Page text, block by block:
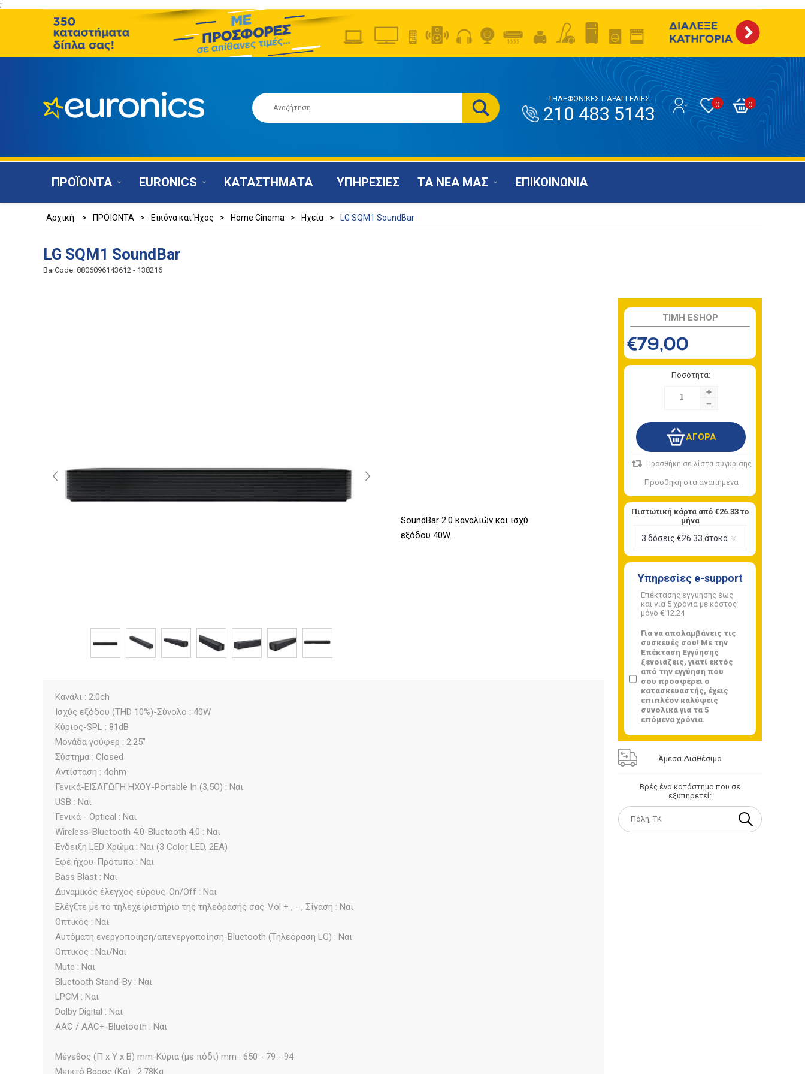
;
0
0
ΤΗΛΕΦΩΝΙΚΕΣ ΠΑΡΑΓΓΕΛΙΕΣ
210 483 5143
ΠΡΟΪΟΝΤΑ EURONICS ΚΑΤΑΣΤΗΜΑΤΑ ΥΠΗΡΕΣΙΕΣ ΤΑ ΝΕΑ ΜΑΣ ΕΠΙΚΟΙΝΩΝΙΑ
Αρχική > ΠΡΟΪΟΝΤΑ > Εικόνα και Ήχος > Home Cinema > Ηχεία > LG SQM1 SoundBar
LG SQM1 SoundBar
BarCode: 8806096143612 - 138216
SoundBar 2.0 καναλιών και ισχύ
εξόδου 40W.
Κανάλι : 2.0ch
Ισχύς εξόδου (THD 10%)-Σύνολο : 40W
Κύριος-SPL : 81dB
Μονάδα γούφερ : 2.25"
Σύστημα : Closed
Αντίσταση : 4ohm
Γενικά-ΕΙΣΑΓΩΓΗ ΗΧΟΥ-Portable In (3,5O) : Ναι
USB : Ναι
Γενικά - Optical : Ναι
Wireless-Bluetooth 4.0-Bluetooth 4.0 : Ναι
Ένδειξη LED Χρώμα : Ναι (3 Color LED, 2EA)
Εφέ ήχου-Πρότυπο : Ναι
Bass Blast : Ναι
Δυναμικός έλεγχος εύρους-On/Off : Ναι
Ελέγξτε με το τηλεχειριστήριο της τηλεόρασής σας-Vol + , - , Σίγαση : Ναι
Οπτικός : Ναι
Αυτόματη ενεργοποίηση/απενεργοποίηση-Bluetooth (Τηλεόραση LG) : Ναι
Οπτικός : Ναι/Ναι
Mute : Ναι
Bluetooth Stand-By : Ναι
LPCM : Ναι
Dolby Digital : Ναι
AAC / AAC+-Bluetooth : Ναι
Μέγεθος (Π x Υ x Β) mm-Κύρια (με πόδι) mm : 650 - 79 - 94
Μεικτό Βάρος (Kg) : 2.78Kg
TIMH ESHOP
€79,00
Ποσότητα:
+
-
Πιστωτική κάρτα από €26.33 το
μήνα
Υπηρεσίες e-support
Επέκτασης εγγύησης έως
και για 5 χρόνια με κόστος
μόνο € 12.24
Για να απολαμβάνεις τις
συσκευές σου! Με την
Επέκταση Εγγύησης
ξενοιάζεις, γιατί εκτός
από την εγγύηση που
σου προσφέρει ο
κατασκευαστής, έχεις
επιπλέον καλύψεις
συνολικά για τα 5
επόμενα χρόνια.
Άμεσα Διαθέσιμο
Βρές ένα κατάστημα που σε
εξυπηρετεί: